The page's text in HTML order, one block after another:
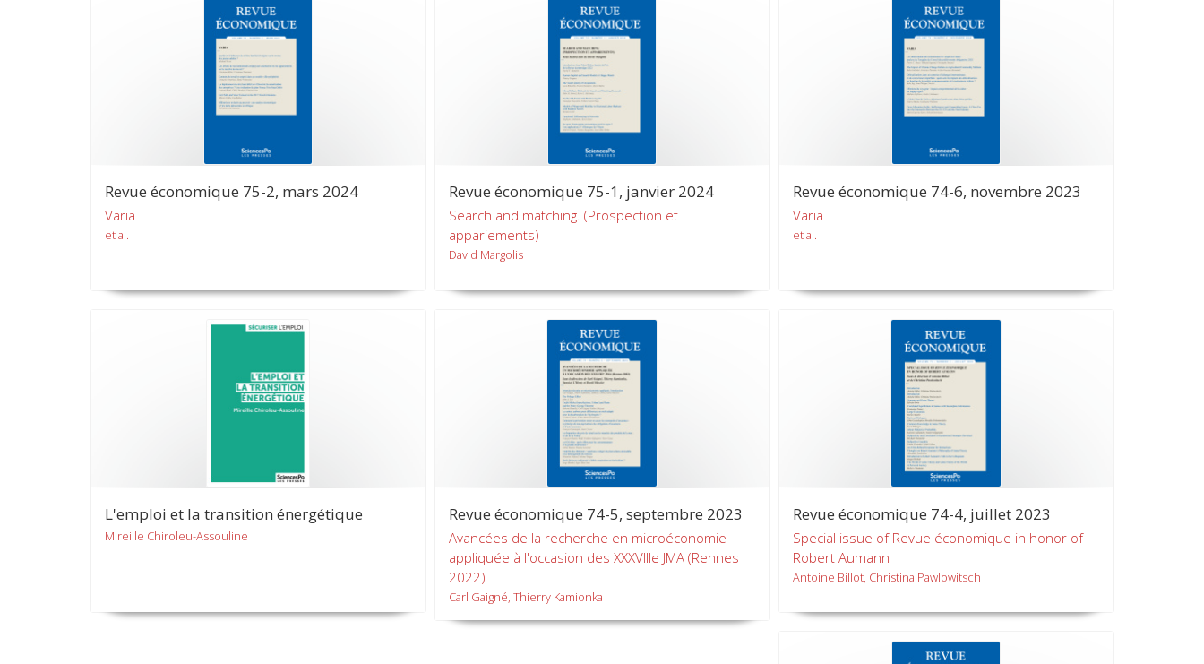
Revue économique 75-2, mars 2024
Varia
et al.
Revue économique 75-1, janvier 2024
Search and matching. (Prospection et
appariements)
David Margolis
Revue économique 74-6, novembre 2023
Varia
et al.
L'emploi et la transition énergétique
Mireille Chiroleu-Assouline
Revue économique 74-5, septembre 2023
Avancées de la recherche en microéconomie
appliquée à l'occasion des XXXVIIIe JMA (Rennes
2022)
Carl Gaigné, Thierry Kamionka
Revue économique 74-4, juillet 2023
Special issue of Revue économique in honor of
Robert Aumann
Antoine Billot, Christina Pawlowitsch